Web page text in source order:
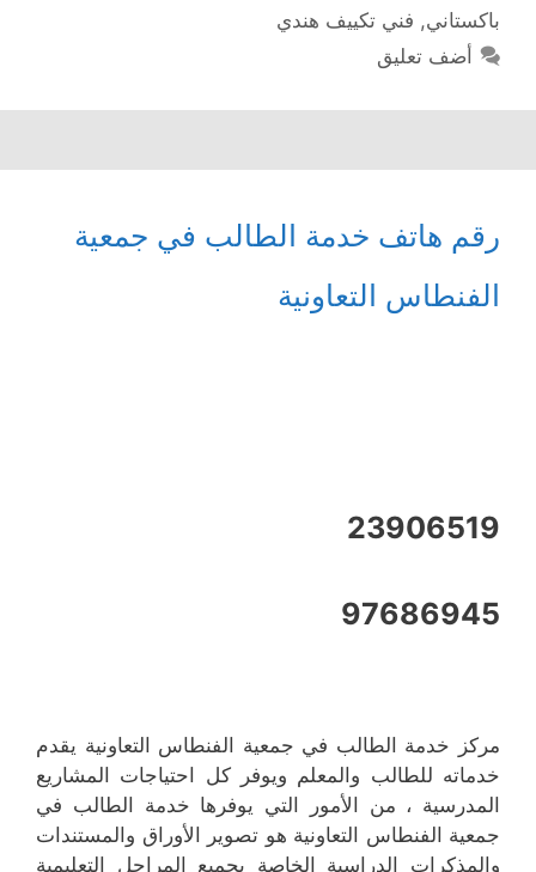
باكستاني, فني تكييف هندي
أضف تعليق
رقم هاتف خدمة الطالب في جمعية
الفنطاس التعاونية
23906519
97686945
مركز خدمة الطالب في جمعية الفنطاس التعاونية يقدم
خدماته للطالب والمعلم ويوفر كل احتياجات المشاريع
المدرسية ، من الأمور التي يوفرها خدمة الطالب في
جمعية الفنطاس التعاونية هو تصوير الأوراق والمستندات
والمذكرات الدراسية الخاصة بجميع المراحل التعليمية